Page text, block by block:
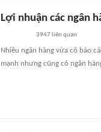
Lợi nhuận các ngân
3947liên quan
Nhiều ngân hàng vừa có báo
mạnh nhưng cũng có ngân